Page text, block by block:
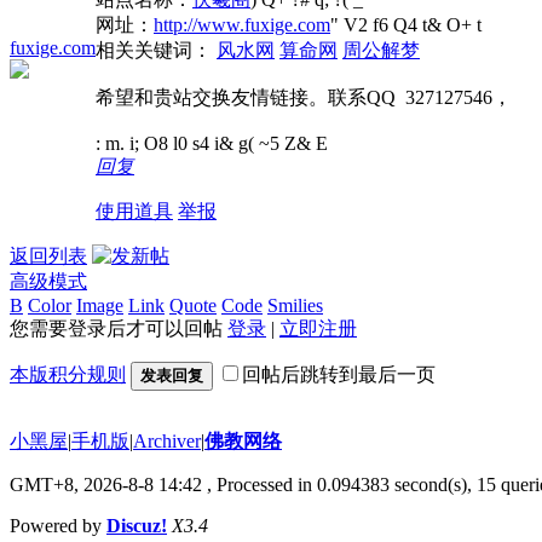
fuxige.com
网址： http://www.fuxige.com" V2 f6 Q4 t& O+ t
相关关键词：
风水网 算命网 周公解梦
希望和贵站交换友情链接。联系QQ 327127546，
: m. i; O8 l0 s4 i& g( ~5 Z& E
回复
使用道具 举报
返回列表
高级模式
B Color Image Link Quote Code Smilies
您需要登录后才可以回帖 登录 | 立即注册
本版积分规则 发表回复 回帖后跳转到最后一页
小黑屋|手机版|Archiver|佛教网络
GMT+8, 2026-8-8 14:42 , Processed in 0.094383 second(s), 15
Powered by Discuz! X3.4